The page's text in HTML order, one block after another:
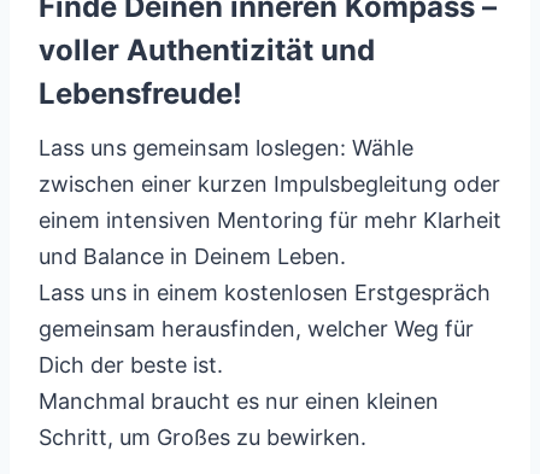
voller Authentizität und
Lebensfreude!
Lass uns gemeinsam loslegen: Wähle
zwischen einer kurzen Impulsbegleitung oder
einem intensiven Mentoring für mehr Klarheit
und Balance in Deinem Leben.
Lass uns in einem kostenlosen Erstgespräch
gemeinsam herausfinden, welcher Weg für
Dich der beste ist.
Manchmal braucht es nur einen kleinen
Schritt, um Großes zu bewirken.